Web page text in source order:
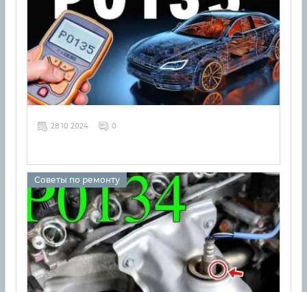
28 10 2024 0
Советы по ремонту